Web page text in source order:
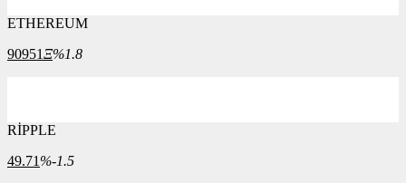
ETHEREUM
90951Ξ%1.8
RİPPLE
49.71 %-1.5